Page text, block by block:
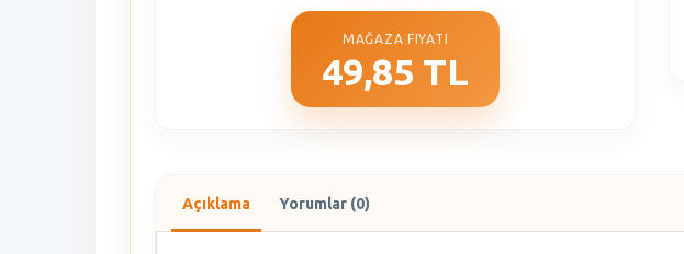
MAĞAZA FIYATI
49,85 TL
Açıklama Yorumlar (0)